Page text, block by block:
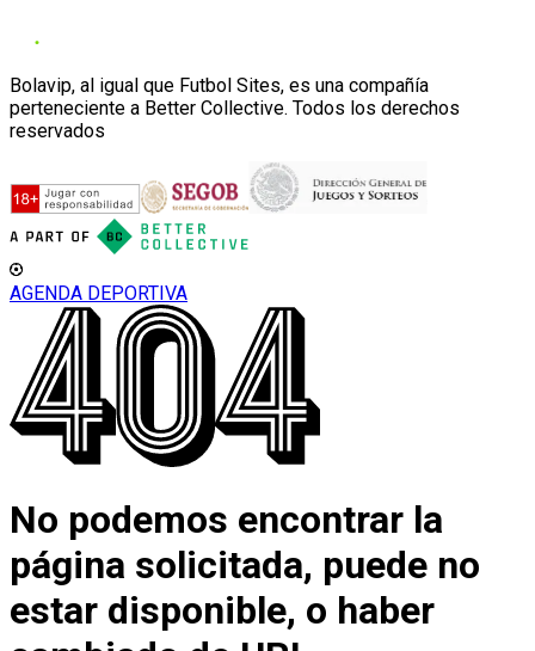
Bolavip, al igual que Futbol Sites, es una compañía
perteneciente a Better Collective. Todos los derechos
reservados
AGENDA DEPORTIVA
No podemos encontrar la
página solicitada, puede no
estar disponible, o haber